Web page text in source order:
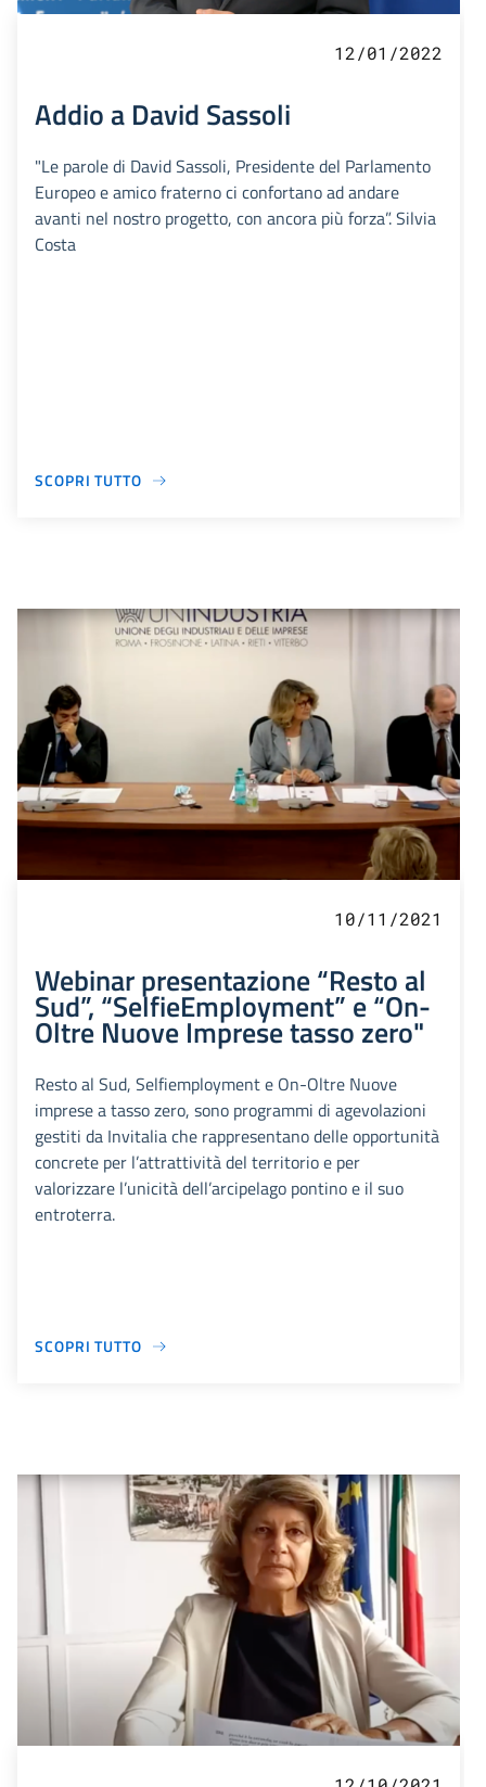
12/01/2022
Addio a David Sassoli
"Le parole di David Sassoli, Presidente del Parlamento
Europeo e amico fraterno ci confortano ad andare
avanti nel nostro progetto, con ancora più forza”. Silvia
Costa
SCOPRI TUTTO
10/11/2021
Webinar presentazione “Resto al
Sud”, “SelfieEmployment” e “On-
Oltre Nuove Imprese tasso zero"
Resto al Sud, Selfiemployment e On-Oltre Nuove
imprese a tasso zero, sono programmi di agevolazioni
gestiti da Invitalia che rappresentano delle opportunità
concrete per l’attrattività del territorio e per
valorizzare l’unicità dell’arcipelago pontino e il suo
entroterra.
SCOPRI TUTTO